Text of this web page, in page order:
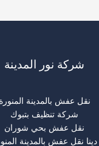
شركة نور المدينة
نقل عفش بالمدينة المنورة
شركة تنظيف بتبوك
نقل عفش بحي شوران
دينا نقل عفش بالمدينة